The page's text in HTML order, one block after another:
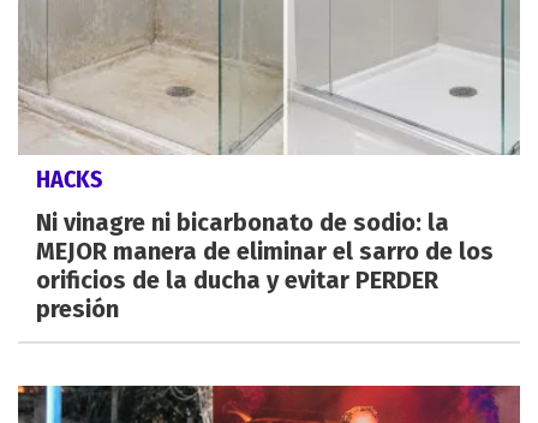
HACKS
Ni vinagre ni bicarbonato de sodio: la
MEJOR manera de eliminar el sarro de los
orificios de la ducha y evitar PERDER
presión